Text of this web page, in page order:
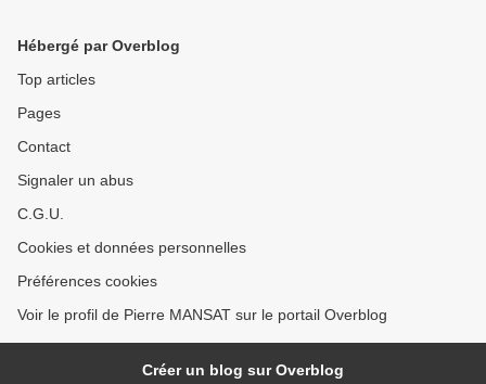
Hébergé par Overblog
Top articles
Pages
Contact
Signaler un abus
C.G.U.
Cookies et données personnelles
Préférences cookies
Voir le profil de Pierre MANSAT sur le portail Overblog
Créer un blog sur Overblog